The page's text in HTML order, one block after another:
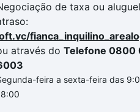
de taxa ou
através do Telefone 0800
feira a sexta-feira das